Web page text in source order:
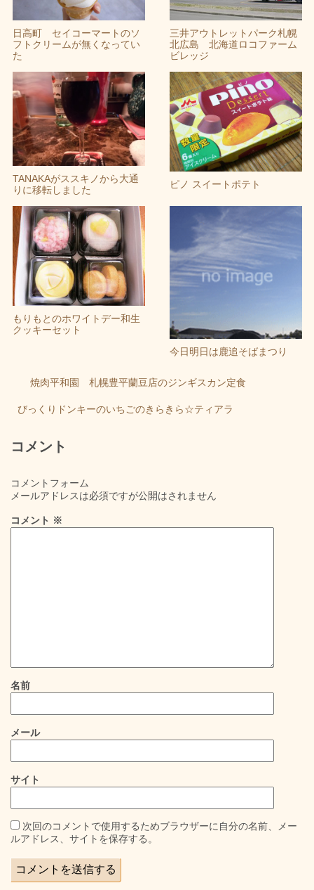
日高町 セイコーマートのソ
フトクリームが無くなってい
た
三井アウトレットパーク札幌
北広島 北海道ロコファーム
ビレッジ
TANAKAがススキノから大通
りに移転しました
ピノ スイートポテト
もりもとのホワイトデー和生
クッキーセット
今日明日は鹿追そばまつり
焼肉平和園 札幌豊平蘭豆店のジンギスカン定食
びっくりドンキーのいちごのきらきら☆ティアラ
コメント
コメントフォーム
メールアドレスは必須ですが公開はされません
コメント ※
名前
メール
サイト
次回のコメントで使用するためブラウザーに自分の名前、メー
ルアドレス、サイトを保存する。